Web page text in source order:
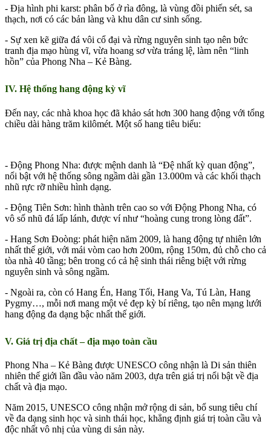
- Địa hình phi karst: phân bố ở rìa đông, là vùng đồi phiến sét, sa
thạch, nơi có các bản làng và khu dân cư sinh sống.
- Sự xen kẽ giữa đá vôi cổ đại và rừng nguyên sinh tạo nên bức
tranh địa mạo hùng vĩ, vừa hoang sơ vừa tráng lệ, làm nên “linh
hồn” của Phong Nha – Kẻ Bàng.
IV. Hệ thống hang động kỳ vĩ
Đến nay, các nhà khoa học đã khảo sát hơn 300 hang động với tổng
chiều dài hàng trăm kilômét. Một số hang tiêu biểu:
- Động Phong Nha: được mệnh danh là “Đệ nhất kỳ quan động”,
nổi bật với hệ thống sông ngầm dài gần 13.000m và các khối thạch
nhũ rực rỡ nhiều hình dạng.
- Động Tiên Sơn: hình thành trên cao so với Động Phong Nha, có
vô số nhũ đá lấp lánh, được ví như “hoàng cung trong lòng đất”.
- Hang Sơn Đoòng: phát hiện năm 2009, là hang động tự nhiên lớn
nhất thế giới, với mái vòm cao hơn 200m, rộng 150m, đủ chỗ cho cả
tòa nhà 40 tầng; bên trong có cả hệ sinh thái riêng biệt với rừng
nguyên sinh và sông ngầm.
- Ngoài ra, còn có Hang Én, Hang Tối, Hang Va, Tú Làn, Hang
Pygmy…, mỗi nơi mang một vẻ đẹp kỳ bí riêng, tạo nên mạng lưới
hang động đa dạng bậc nhất thế giới.
V. Giá trị địa chất – địa mạo toàn cầu
Phong Nha – Kẻ Bàng được UNESCO công nhận là Di sản thiên
nhiên thế giới lần đầu vào năm 2003, dựa trên giá trị nổi bật về địa
chất và địa mạo.
Năm 2015, UNESCO công nhận mở rộng di sản, bổ sung tiêu chí
về đa dạng sinh học và sinh thái học, khẳng định giá trị toàn cầu và
độc nhất vô nhị của vùng di sản này.